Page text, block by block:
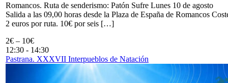
Romancos. Ruta de senderismo: Patón Sufre Lunes 10 de agosto
Salida a las 09,00 horas desde la Plaza de España de Romancos
2 euros por ruta. 10€ por seis […]
2€ – 10€
12:30 - 14:30
Pastrana. XXXVII Interpueblos de Natación